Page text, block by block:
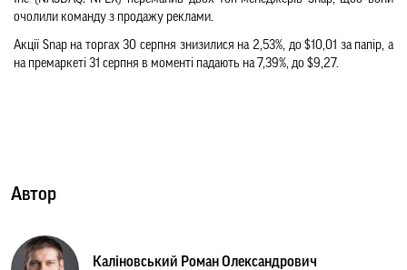
очолили команду з продажу реклами.
Акції Snap на торгах 30 серпня знизилися на 2,53%, до $10,01 за папір, а
на премаркеті 31 серпня в моменті падають на 7,39%, до $9,27.
Автор
Каліновський Роман Олександрович